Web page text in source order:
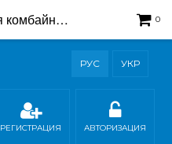
РУС УКР
0
РЕГИСТРАЦИЯ АВТОРИЗАЦИЯ
Шестеренный насос для комбайнов John Deere AH212539